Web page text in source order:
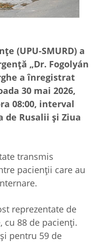
(UPU-SMURD) a
„Dr. Fogolyán
a înregistrat
30 mai 2026,
08:00, interval
de Rusalii și Ziua
transmis
pacienții care au
reprezentate de
cu 88 de pacienți.
pentru 59 de